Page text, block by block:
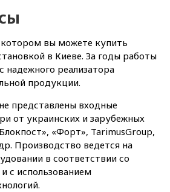
котором вы можете купить
в Киеве. За годы работы
надежного реализатора
продукции.
представлены входные
от украинских и зарубежных
«Форт», TarimusGroup,
Производство ведется на
в соответствии со
с использованием